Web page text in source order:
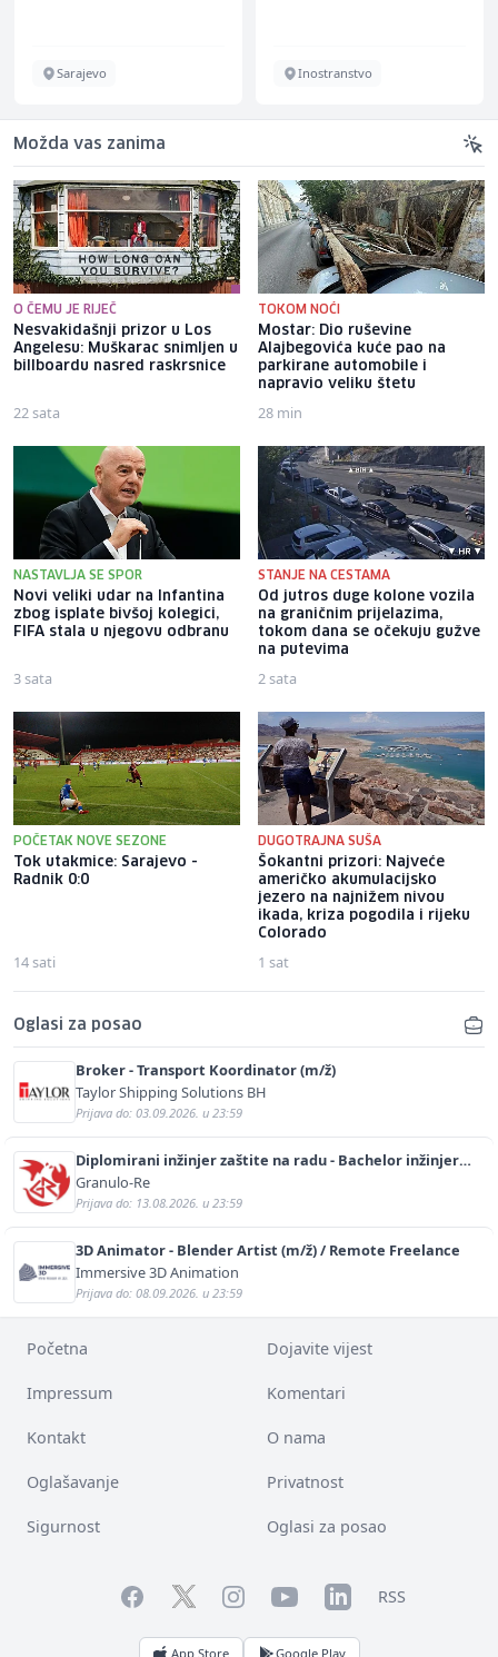
Sarajevo Inostranstvo
Možda vas zanima
O ČEMU JE RIJEČ
Nesvakidašnji prizor u Los
Angelesu: Muškarac snimljen u
billboardu nasred raskrsnice
22 sata
TOKOM NOĆI
Mostar: Dio ruševine
Alajbegovića kuće pao na
parkirane automobile i
napravio veliku štetu
28 min
NASTAVLJA SE SPOR
Novi veliki udar na Infantina
zbog isplate bivšoj kolegici,
FIFA stala u njegovu odbranu
3 sata
STANJE NA CESTAMA
Od jutros duge kolone vozila
na graničnim prijelazima,
tokom dana se očekuju gužve
na putevima
2 sata
POČETAK NOVE SEZONE
Tok utakmice: Sarajevo -
Radnik 0:0
14 sati
DUGOTRAJNA SUŠA
Šokantni prizori: Najveće
američko akumulacijsko
jezero na najnižem nivou
ikada, kriza pogodila i rijeku
Colorado
1 sat
Oglasi za posao
Broker - Transport Koordinator (m/ž)
Taylor Shipping Solutions BH
Prijava do: 03.09.2026. u 23:59
Diplomirani inžinjer zaštite na radu - Bachelor inžinjer
sigurnosti i pomoći (m/ž)
Granulo-Re
Prijava do: 13.08.2026. u 23:59
3D Animator - Blender Artist (m/ž) / Remote Freelance
Immersive 3D Animation
Prijava do: 08.09.2026. u 23:59
Početna Dojavite vijest
Impressum Komentari
Kontakt O nama
Oglašavanje Privatnost
Sigurnost Oglasi za posao
FacebookTwitterInstagramYouTubeLinkedInRSS
App Store Google Play